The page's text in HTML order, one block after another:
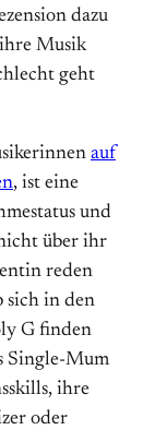
dazu
Musik
geht
auf
, ist eine
und
über ihr
reden
sich in den
G finden
Single-Mum
ihre
oder